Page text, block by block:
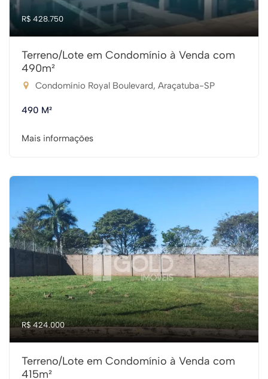
R$ 428.750
Terreno/Lote em Condomínio à Venda com
490m²
Condomínio Royal Boulevard, Araçatuba-SP
490 M²
Mais informações
R$ 424.000
Terreno/Lote em Condomínio à Venda com
415m²